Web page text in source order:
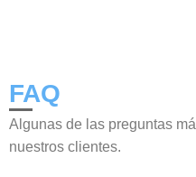
FAQ
Algunas de las preguntas
nuestros clientes.